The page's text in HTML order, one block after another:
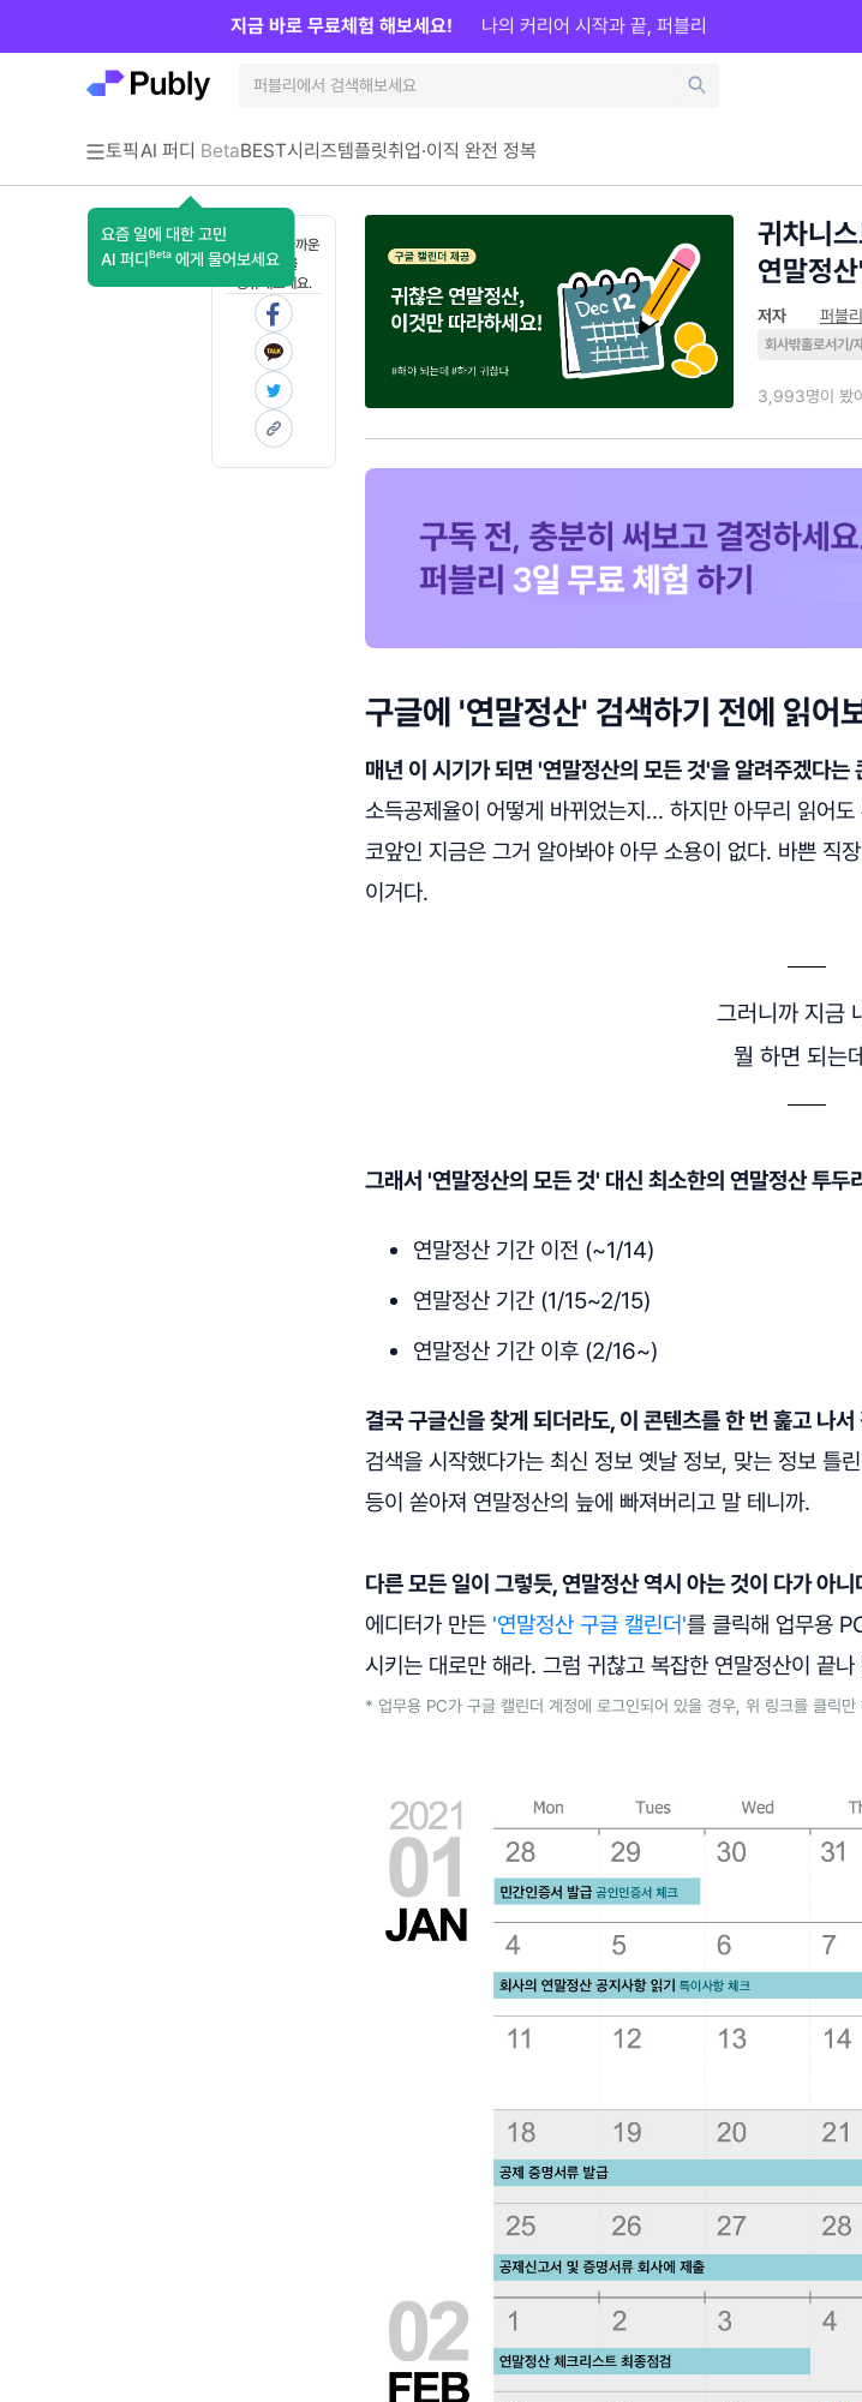
토픽AI 퍼디 Beta
요즘 일에 대한 고민
AI 퍼디 Beta 에게 물어보세요
BEST시리즈템플릿취업·이직 완전 정복
지금 바로 무료체험 해보세요! 나의 커리어 시작과 끝, 퍼블리
혼자 보기 아까운
콘텐츠를
공유해보세요.
귀차니
연말정산'
저자 퍼블리
회사밖홀로서기/
3,993명이 봤
구글에 '연말정산' 검색하기 전에 읽어
매년 이 시기가 되면 '연말정산의 모든 것'을 알려주겠다는
소득공제율이 어떻게 바뀌었는지... 하지만 아무리 읽어
코앞인 지금은 그거 알아봐야 아무 소용이 없다. 바쁜 직
이거다.
그러니까 지금
뭘 하면 되는
그래서 '연말정산의 모든 것' 대신 최소한의 연말정산 투두
연말정산 기간 이전 (~1/14)
연말정산 기간 (1/15~2/15)
연말정산 기간 이후 (2/16~)
결국 구글신을 찾게 되더라도, 이 콘텐츠를 한 번 훑고 나
검색을 시작했다가는 최신 정보 옛날 정보, 맞는 정보 틀
등이 쏟아져 연말정산의 늪에 빠져버리고 말 테니까.
다른 모든 일이 그렇듯, 연말정산 역시 아는 것이 다가 아니
에디터가 만든 '연말정산 구글 캘린더'를 클릭해 업무용
시키는 대로만 해라. 그럼 귀찮고 복잡한 연말정산이 끝나
* 업무용 PC가 구글 캘린더 계정에 로그인되어 있을 경우, 위 링크를 클릭